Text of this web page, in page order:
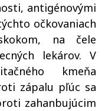
antigénovými
očkovaniach
na čele
lekárov. V
kmeňa
zápalu pľúc sa
zahanbujúcim